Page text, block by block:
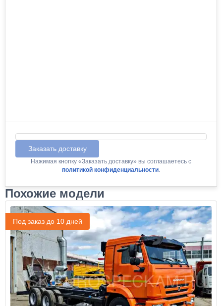
Заказать доставку
Нажимая кнопку «Заказать доставку» вы соглашаетесь с
политикой конфиденциальности
Похожие модели
Под заказ до 10 дней